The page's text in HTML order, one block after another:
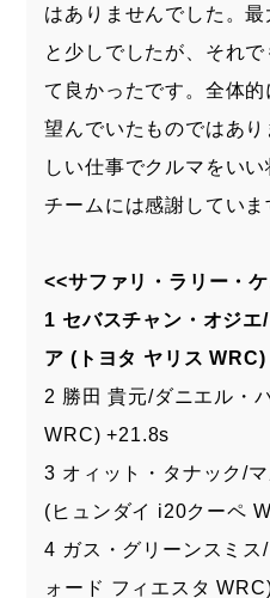
はありませんでした。
と少しでしたが、それ
て良かったです。全体的
望んでいたものではあ
しい仕事でクルマをい
チームには感謝していま
<<サファリ・ラリー・
1 セバスチャン・オジ
ア (トヨタ ヤリス
2 勝田 貴元/ダニエル・
WRC) +21.8s
3 オィット・タナック/
(ヒュンダイ i20クーペ
4 ガス・グリーンスミス
ォード フィエスタ